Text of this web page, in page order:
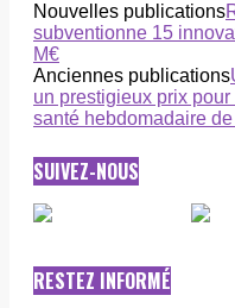
Nouvelles publications
subventionne 15
M€
Anciennes publications
un prestigieux prix
santé hebdomadaire de
SUIVEZ-NOUS
RESTEZ INFORMÉ